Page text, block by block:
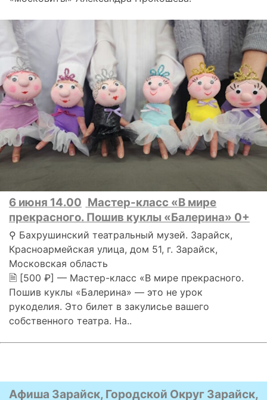
6 июня 14.00 Мастер-класс «В мире
прекрасного. Пошив куклы «Балерина» 0+
⚲ Бахрушинский театральный музей. Зарайск,
Красноармейская улица, дом 51, г. Зарайск,
Московская область
🗎 [500 ₽] — Мастер-класс «В мире прекрасного.
Пошив куклы «Балерина» — это не урок
рукоделия. Это билет в закулисье вашего
собственного театра. На..
Афиша Зарайск, Городской Округ Зарайск,